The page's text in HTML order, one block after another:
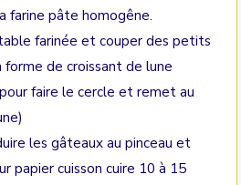
farine pâte homogêne.
farinée et couper des petits
forme de croissant de lune
faire le cercle et remet au
les gâteaux au pinceau et
papier cuisson cuire 10 à 15